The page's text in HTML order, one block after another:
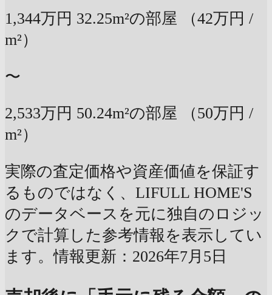
1,344万円 32.25m²の部屋
（42万円 /
m²）
〜
2,533万円 50.24m²の部屋
（50万円 /
m²）
実際の査定価格や資産価値を保証す
るものではなく、LIFULL HOME'S
のデータベースを元に独自のロジッ
クで計算した参考情報を表示してい
ます。情報更新：2026年7月5日